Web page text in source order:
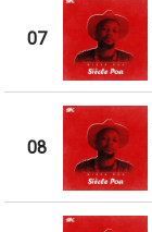
07
08